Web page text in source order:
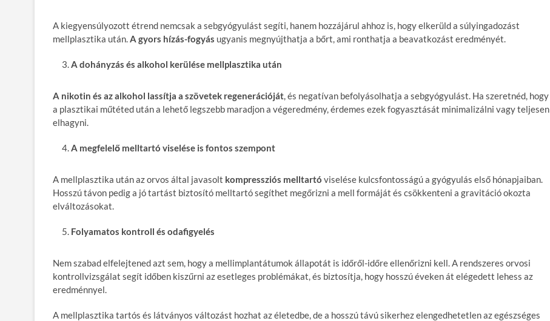
A kiegyensúlyozott étrend nemcsak a sebgyógyulást segíti, hanem hozzájárul ahhoz is, hogy elkerüld a súlyingadozást
mellplasztika után.A gyors hízás-fogyás ugyanis megnyújthatja a bőrt, ami ronthatja a beavatkozást eredményét.
A dohányzás és alkohol kerülése mellplasztika után
A nikotin és az alkohol lassítja a szövetek regenerációját, és negatívan befolyásolhatja a sebgyógyulást. Ha szeretnéd, hogy
a plasztikai műtéted után a lehető legszebb maradjon a végeredmény, érdemes ezek fogyasztását minimalizálni vagy teljesen
elhagyni.
A megfelelő melltartó viselése is fontos szempont
A mellplasztika után az orvos által javasolt kompressziós melltartó viselése kulcsfontosságú a gyógyulás első hónapjaiban.
Hosszú távon pedig a jó tartást biztosító melltartó segíthet megőrizni a mell formáját és csökkenteni a gravitáció okozta
elváltozásokat.
Folyamatos kontroll és odafigyelés
Nem szabad elfelejtened azt sem, hogy a mellimplantátumok állapotát is időről-időre ellenőrizni kell. A rendszeres orvosi
kontrollvizsgálat segít időben kiszűrni az esetleges problémákat, és biztosítja, hogy hosszú éveken át elégedett lehess az
eredménnyel.
A mellplasztika tartós és látványos változást hozhat az életedbe, de a hosszú távú sikerhez elengedhetetlen az egészséges